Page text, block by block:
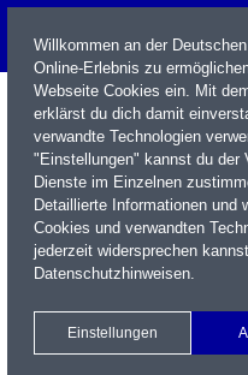
Name / WKN / ISIN / Kürzel
Xetra Realtime
Watchlist
Willkommen an der
Online-Erlebnis zu
Webseite Cookies ein. Mit
erklärst du dich damit
verwandte Technologien
"Einstellungen" kannst du der
Dienste im Einzelnen
Detaillierte Informationen und
Cookies und verwandten
jederzeit widersprechen
Datenschutzhinweisen.
Einstellungen